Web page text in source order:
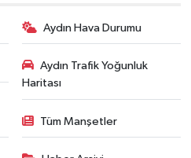
Aydın Hava Durumu
Aydın Trafik Yoğunluk
Haritası
Tüm Manşetler